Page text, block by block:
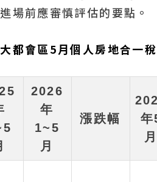
場前應審慎評估的要點。
都會區5月個人房地合一
2026
年
1~5
月
漲跌幅
年
月